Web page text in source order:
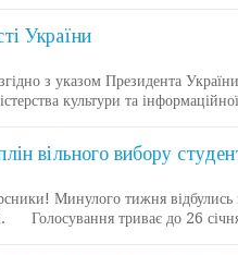
України
з указом Президента
культури та
вільного вибору
Минулого тижня відбулись
Голосування триває до 26